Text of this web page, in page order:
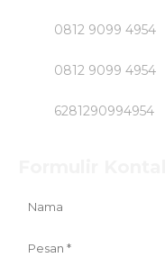
0812 9099 4954
0812 9099 4954
6281290994954